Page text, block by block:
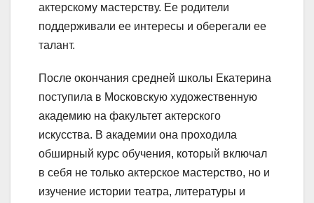
актерскому мастерству. Ее родители
поддерживали ее интересы и оберегали ее
талант.
После окончания средней школы Екатерина
поступила в Московскую художественную
академию на факультет актерского
искусства. В академии она проходила
обширный курс обучения, который включал
в себя не только актерское мастерство, но и
изучение истории театра, литературы и